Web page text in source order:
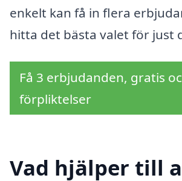
enkelt kan få in flera
hitta det bästa valet för just
Få 3 erbjudanden, gratis
förpliktelser
Vad hjälper till